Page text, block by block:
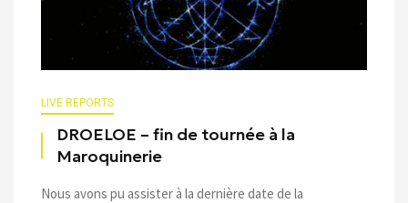
LIVE REPORTS
DROELOE – fin de tournée à la
Maroquinerie
Nous avons pu assister à la dernière date de la